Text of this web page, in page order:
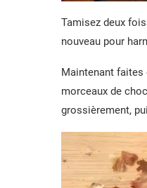
Tamisez deux
nouveau pour
Maintenant faites
morceaux de
grossièrement,